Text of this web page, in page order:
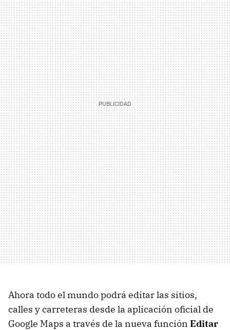
Ahora todo el mundo podrá editar las sitios,
calles y carreteras desde la aplicación oficial de
Google Maps a través de la nueva función Editar